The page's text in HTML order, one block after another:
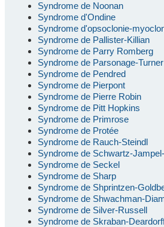
Syndrome de Noonan
Syndrome d'Ondine
Syndrome d'opsoclonie-
Syndrome de Pallister-Killian
Syndrome de Parry Romberg
Syndrome de Parsonage-Turner
Syndrome de Pendred
Syndrome de Pierpont
Syndrome de Pierre Robin
Syndrome de Pitt Hopkins
Syndrome de Primrose
Syndrome de Protée
Syndrome de Rauch-Steindl
Syndrome de Schwartz-
Syndrome de Seckel
Syndrome de Sharp
Syndrome de Shprintzen-
Syndrome de Shwachman-
Syndrome de Silver-Russell
Syndrome de Skraban-